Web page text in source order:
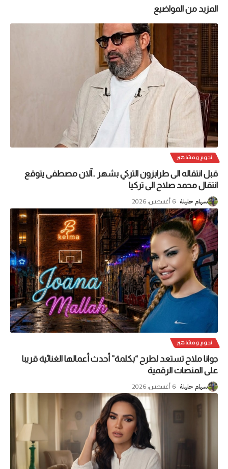
المزيد من المواضيع
نجوم ومشاهير
قبل انتقاله الى طرابزون التركي بشهر ..آلان مصطفى يتوقع
انتقال محمد صلاح الى تركيا
سهام حليلة 6 أغسطس، 2026
نجوم ومشاهير
جوانا ملاح تستعد لطرح “بكلمة” أحدث أعمالها الغنائية قريبا
على المنصات الرقمية
سهام حليلة 6 أغسطس، 2026